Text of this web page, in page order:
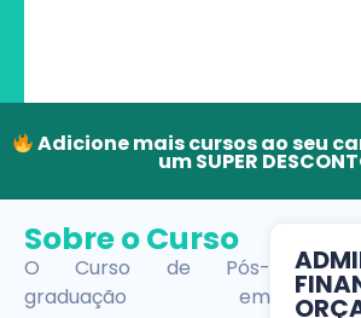
Adicione mais cursos ao seu
um SUPER
Sobre o Curso
O Curso de Pós-
graduação em